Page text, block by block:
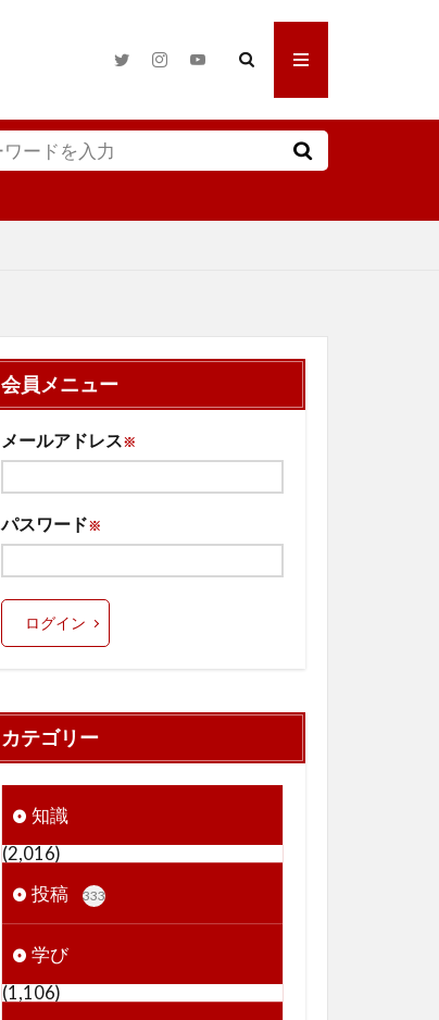
会員メニュー
メールアドレス※
パスワード※
ログイン
カテゴリー
知識
(2,016)
投稿
333
学び
(1,106)